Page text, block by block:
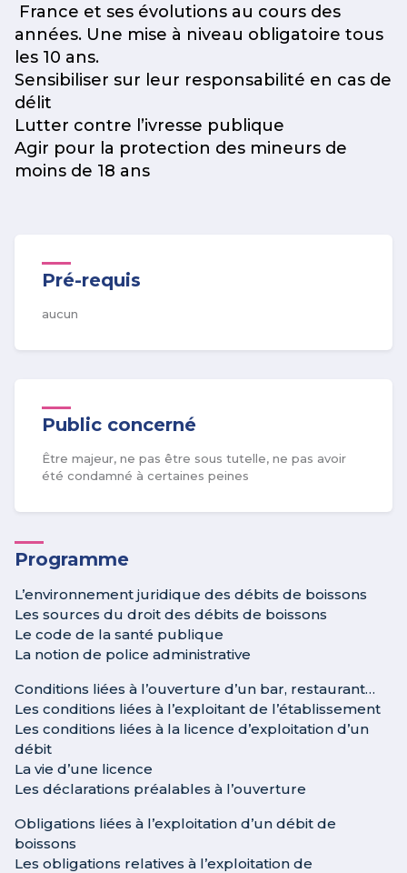
France et ses évolutions au cours des
années. Une mise à niveau obligatoire tous
les 10 ans.
Sensibiliser sur leur responsabilité en cas de
délit
Lutter contre l’ivresse publique
Agir pour la protection des mineurs de
moins de 18 ans
Pré-requis
aucun
Public concerné
Être majeur, ne pas être sous tutelle, ne pas avoir
été condamné à certaines peines
Programme
L’environnement juridique des débits de boissons
Les sources du droit des débits de boissons
Le code de la santé publique
La notion de police administrative
Conditions liées à l’ouverture d’un bar, restaurant…
Les conditions liées à l’exploitant de l’établissement
Les conditions liées à la licence d’exploitation d’un
débit
La vie d’une licence
Les déclarations préalables à l’ouverture
Obligations liées à l’exploitation d’un débit de
boissons
Les obligations relatives à l’exploitation de